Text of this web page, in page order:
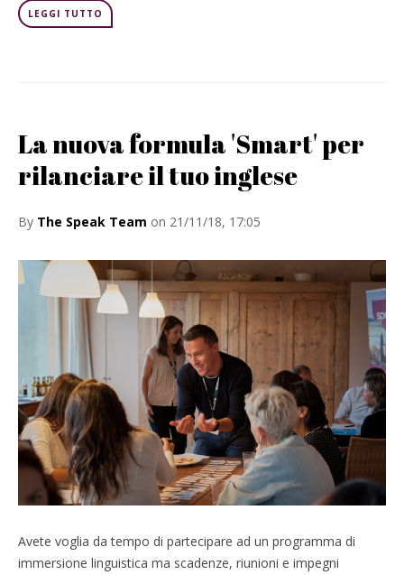
LEGGI TUTTO
La nuova formula 'Smart' per
rilanciare il tuo inglese
By The Speak Team on 21/11/18, 17:05
Avete voglia da tempo di partecipare ad un programma di
immersione linguistica ma scadenze, riunioni e impegni